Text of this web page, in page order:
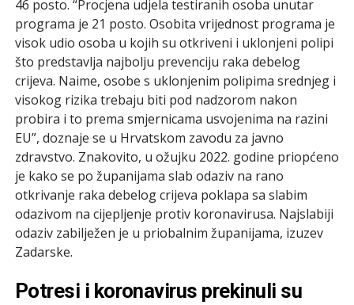
46 posto. “Procjena udjela testiranih osoba unutar
programa je 21 posto. Osobita vrijednost programa je
visok udio osoba u kojih su otkriveni i uklonjeni polipi
što predstavlja najbolju prevenciju raka debelog
crijeva. Naime, osobe s uklonjenim polipima srednjeg i
visokog rizika trebaju biti pod nadzorom nakon
probira i to prema smjernicama usvojenima na razini
EU”, doznaje se u Hrvatskom zavodu za javno
zdravstvo. Znakovito, u ožujku 2022. godine priopćeno
je kako se po županijama slab odaziv na rano
otkrivanje raka debelog crijeva poklapa sa slabim
odazivom na cijepljenje protiv koronavirusa. Najslabiji
odaziv zabilježen je u priobalnim županijama, izuzev
Zadarske.
Potresi i koronavirus prekinuli su